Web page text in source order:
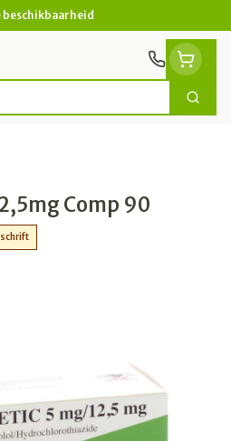
beschikbaarheid
Zoek
Comp 90